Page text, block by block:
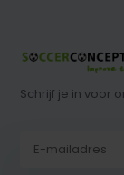
Schrijf je in voor